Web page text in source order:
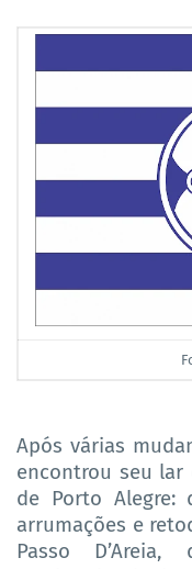
Após várias
encontrou seu
de Porto Alegre:
arrumações e
Passo